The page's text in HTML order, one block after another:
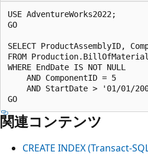
USE AdventureWorks2022;
GO
SELECT ProductAssemblyID,
FROM
WHERE EndDate IS NOT NULL
    AND ComponentID = 5
AND StartDate > '01/01/
関連コンテンツ
CREATE INDEX (Transact-